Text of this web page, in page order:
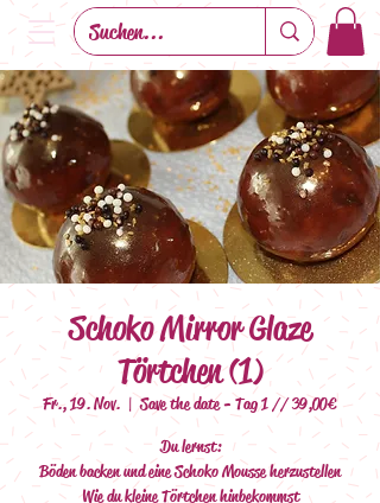
Schoko Mirror Glaze
Törtchen (1)
Fr., 19. Nov.
  |
Save the date - Tag 1 // 39,00€
Du lernst:
Böden backen und eine Schoko Mousse herzustellen
Wie du kleine Törtchen hinbekommst